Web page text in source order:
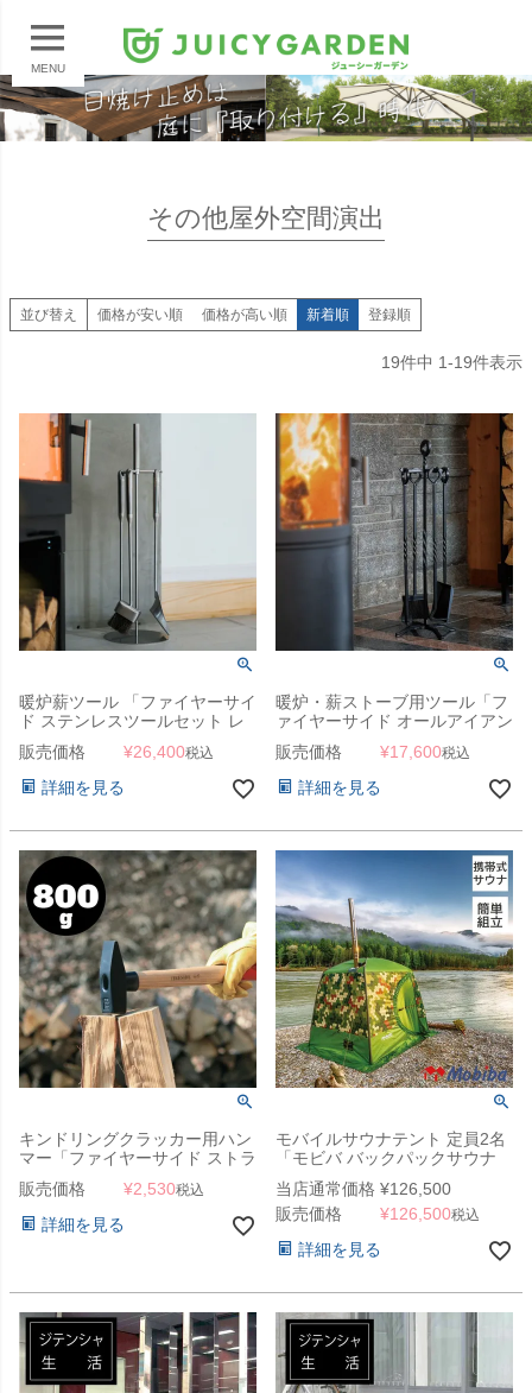
MENU
その他屋外空間演出
並び替え 価格が安い順 価格が高い順 新着順 登録順
19件中 1-19件表示
暖炉薪ツール 「ファイヤーサイ
ド ステンレスツールセット レ
ギュラー」
販売価格 ¥26,400税込
詳細を見る
暖炉・薪ストーブ用ツール「フ
ァイヤーサイド オールアイアン
ツールセット」
販売価格 ¥17,600税込
詳細を見る
キンドリングクラッカー用ハン
マー「ファイヤーサイド ストラ
イカー 800」
販売価格 ¥2,530税込
詳細を見る
モバイルサウナテント 定員2名
「モビバ バックパックサウナ
RB170M」
当店通常価格 ¥126,500
販売価格
¥126,500税込
詳細を見る